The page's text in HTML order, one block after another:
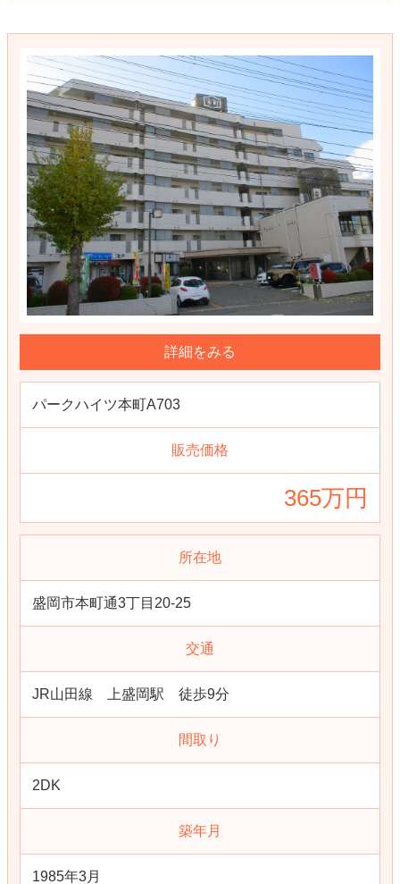
詳細をみる
パークハイツ本町A703
販売価格
365万円
所在地
盛岡市本町通3丁目20-25
交通
JR山田線 上盛岡駅 徒歩9分
間取り
2DK
築年月
1985年3月